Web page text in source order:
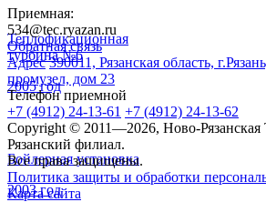
Теплофикационная
турбина №6
2005 год
Бойлерная установка
2003 год
Приемная:
534@tec.ryazan.ru
Обратная связь
Адрес 390011, Рязанская область,
промузел, дом 23
Телефон приемной
+7 (4912) 24-13-61 +7 (4912) 24-13-62
Copyright © 2011—2026, Ново-
Рязанский филиал.
Все права защищены.
Политика защиты и обработки
Карта сайта